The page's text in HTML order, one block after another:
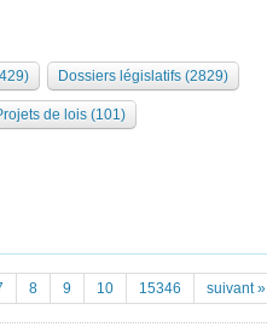
Dossiers législatifs (2829)
de lois (101)
8 9 10 15346 suivant »